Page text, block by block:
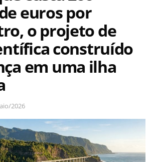
euros por
o projeto de
construído
em uma ilha
2026